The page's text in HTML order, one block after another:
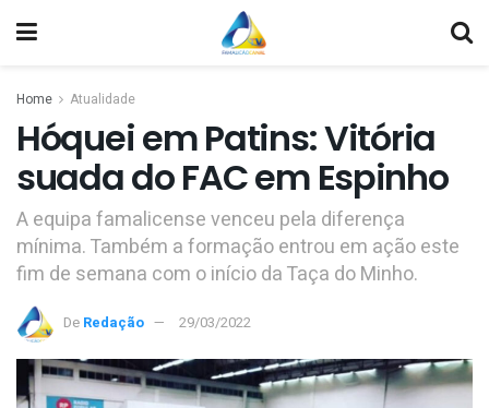
Home Atualidade
Hóquei em Patins: Vitória
suada do FAC em Espinho
A equipa famalicense venceu pela diferença
mínima. Também a formação entrou em ação este
fim de semana com o início da Taça do Minho.
De Redação 29/03/2022